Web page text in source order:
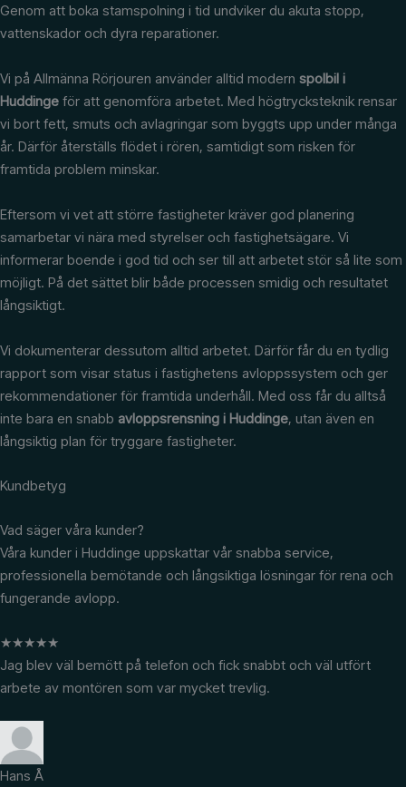
Genom att boka stamspolning i tid undviker du akuta stopp,
vattenskador och dyra reparationer.
Vi på Allmänna Rörjouren använder alltid modern spolbil i
Huddinge för att genomföra arbetet. Med högtrycksteknik rensar
vi bort fett, smuts och avlagringar som byggts upp under många
år. Därför återställs flödet i rören, samtidigt som risken för
framtida problem minskar.
Eftersom vi vet att större fastigheter kräver god planering
samarbetar vi nära med styrelser och fastighetsägare. Vi
informerar boende i god tid och ser till att arbetet stör så lite som
möjligt. På det sättet blir både processen smidig och resultatet
långsiktigt.
Vi dokumenterar dessutom alltid arbetet. Därför får du en tydlig
rapport som visar status i fastighetens avloppssystem och ger
rekommendationer för framtida underhåll. Med oss får du alltså
inte bara en snabb avloppsrensning i Huddinge, utan även en
långsiktig plan för tryggare fastigheter.
Kundbetyg
Vad säger våra kunder?
Våra kunder i Huddinge uppskattar vår snabba service,
professionella bemötande och långsiktiga lösningar för rena och
fungerande avlopp.
★★★★★
Jag blev väl bemött på telefon och fick snabbt och väl utfört
arbete av montören som var mycket trevlig.
Hans Å